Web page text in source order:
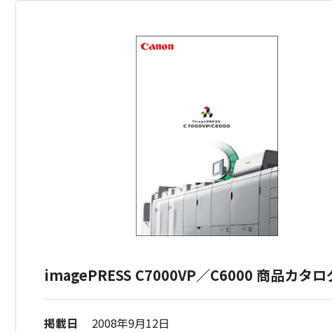
imagePRESS C7000VP／C6000 商品カタロ
掲載日 2008年9月12日